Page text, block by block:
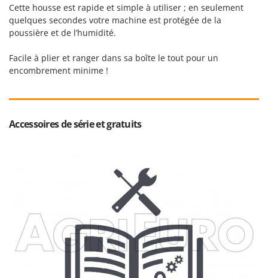
Stiga
Stocker
T
Tecla
TecnoGen
Telwin
Tre Spade
Trev - Abrek - TecnoVIR
Cette housse est rapide et simple à utiliser ; en seulement
quelques secondes votre machine est protégée de la
poussière et de l’humidité.
Facile à plier et ranger dans sa boîte le tout pour un
encombrement minime !
Accessoires de série et gratuits